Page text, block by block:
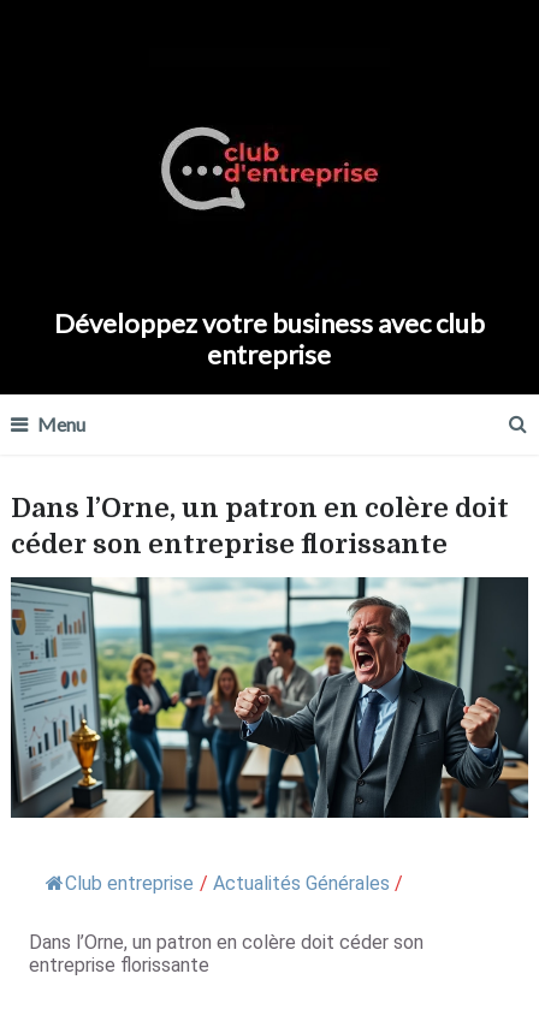
Développez votre business avec club
entreprise
Menu
Dans l’Orne, un patron en colère doit
céder son entreprise florissante
Club entreprise / Actualités Générales /
Dans l’Orne, un patron en colère doit céder son
entreprise florissante